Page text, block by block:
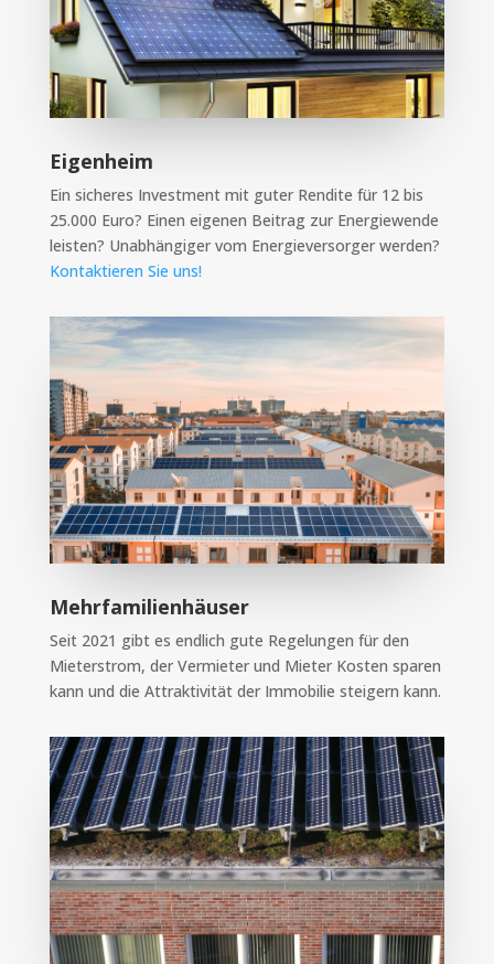
Eigenheim
Ein sicheres Investment mit guter Rendite für 12 bis
25.000 Euro? Einen eigenen Beitrag zur Energiewende
leisten? Unabhängiger vom Energieversorger werden?
Kontaktieren Sie uns!
Mehrfamilienhäuser
Seit 2021 gibt es endlich gute Regelungen für den
Mieterstrom, der Vermieter und Mieter Kosten sparen
kann und die Attraktivität der Immobilie steigern kann.